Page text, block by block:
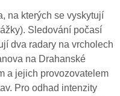
na kterých se vyskytují
Sledování počasí
dva radary na vrcholech
na Drahanské
a jejich provozovatelem
Pro odhad intenzity